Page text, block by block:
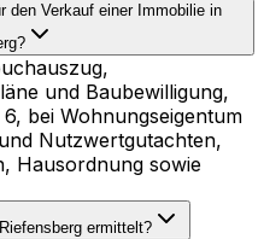
den Verkauf einer Immobilie in
und Baubewilligung,
bei Wohnungseigentum
Nutzwertgutachten,
Hausordnung sowie
ermittelt?